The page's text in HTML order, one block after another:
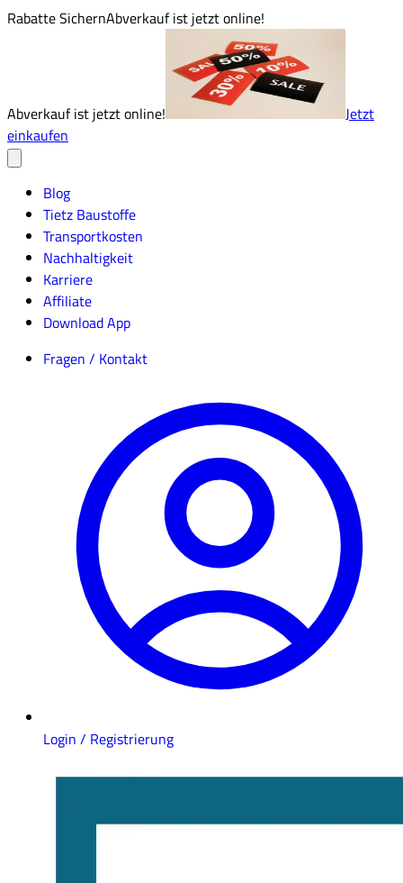
Rabatte SichernAbverkauf ist jetzt online!
Abverkauf ist jetzt online!
Jetzt
einkaufen
Blog
Tietz Baustoffe
Transportkosten
Nachhaltigkeit
Karriere
Affiliate
Download App
Fragen / Kontakt
Login / Registrierung